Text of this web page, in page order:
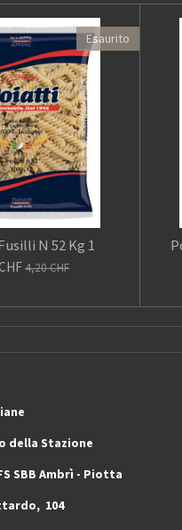
Esaurito
N 52 Kg 1
4,20 CHF
Siciliane
FFS SBB
Gottardo,